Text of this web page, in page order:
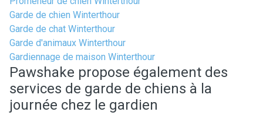
Garde de chien Winterthour
Garde de chat Winterthour
Garde d'animaux Winterthour
Gardiennage de maison Winterthour
Pawshake propose également des
services de garde de chiens à la
journée chez le gardien